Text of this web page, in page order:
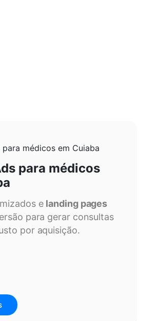
para médicos
e landing pages
para gerar consultas
por aquisição.